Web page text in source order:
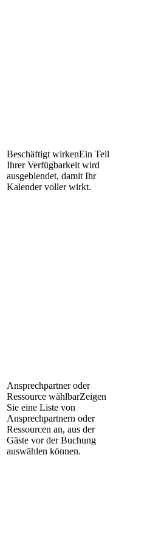
Beschäftigt wirkenEin Teil
Ihrer Verfügbarkeit wird
ausgeblendet, damit Ihr
Kalender voller wirkt.
Ansprechpartner oder
Ressource wählbarZeigen
Sie eine Liste von
Ansprechpartnern oder
Ressourcen an, aus der
Gäste vor der Buchung
auswählen können.